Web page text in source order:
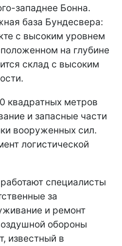
западнее Бонна.
база Бундесвера:
с высоким уровнем
на глубине
склад с высоким
квадратных метров
и запасные части
вооруженных сил.
логистической
специалисты
за
и ремонт
обороны
известный в